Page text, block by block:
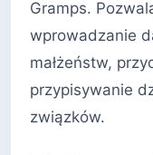
Gramps.
wprowadzanie
małżeństw,
przypisywanie
związków.